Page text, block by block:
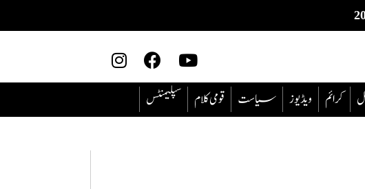
سپلیمنٹس قومی کلام سیاست ویڈیوز ‎کرائم